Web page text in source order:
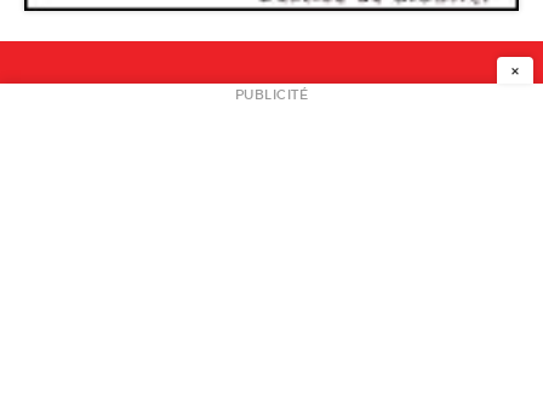
NEWSLETTER
×
PUBLICITÉ